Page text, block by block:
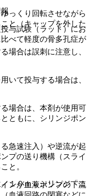
与試験（ラット）にお
べて軽度の骨多孔症が
１０ｍＬシリンジ「ニ
っくり回転させながら
と（キャップを外した
場合は誤刺に注意し、
いて投与する場合は、
場合は、本剤が使用可
ともに、シリンジポン
急速注入）や逆流が起
プの送り機構（スライ
と。
ンが血液ポンプの下流